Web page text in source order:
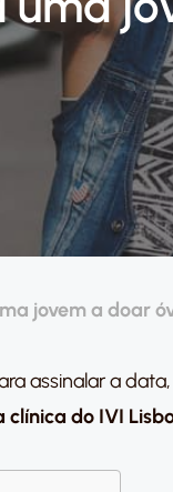
jovem a doar
assinalar a
clínica do IVI